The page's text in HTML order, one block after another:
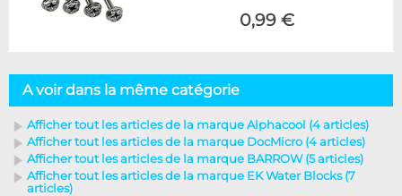
0,99 €
A voir dans la même catégorie
Afficher tout les articles de la marque Alphacool (4 articles)
Afficher tout les articles de la marque DocMicro (4 articles)
Afficher tout les articles de la marque BARROW (5 articles)
Afficher tout les articles de la marque EK Water Blocks (7
articles)